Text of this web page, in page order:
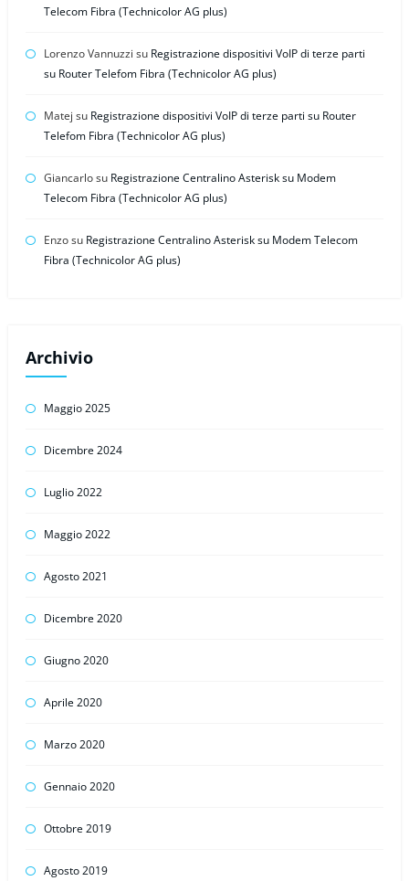
Telecom Fibra (Technicolor AG plus)
Lorenzo Vannuzzi su Registrazione dispositivi VoIP di terze parti
su Router Telefom Fibra (Technicolor AG plus)
Matej su Registrazione dispositivi VoIP di terze parti su Router
Telefom Fibra (Technicolor AG plus)
Giancarlosu Registrazione Centralino Asterisk su Modem
Telecom Fibra (Technicolor AG plus)
Enzosu Registrazione Centralino Asterisk su Modem Telecom
Fibra (Technicolor AG plus)
Archivio
Maggio 2025
Dicembre 2024
Luglio 2022
Maggio 2022
Agosto 2021
Dicembre 2020
Giugno 2020
Aprile 2020
Marzo 2020
Gennaio 2020
Ottobre 2019
Agosto 2019